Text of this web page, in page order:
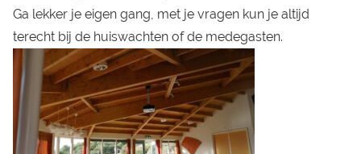
Ga lekker je eigen gang, met je vragen kun je altijd
terecht bij de huiswachten of de medegasten.